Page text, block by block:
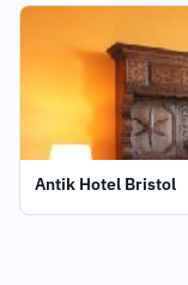
Antik Hotel Bristol